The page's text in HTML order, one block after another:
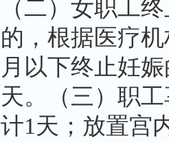
（二）女职工
的，根据医疗
月以下终止妊
天。（三）职
计1天；放置宫